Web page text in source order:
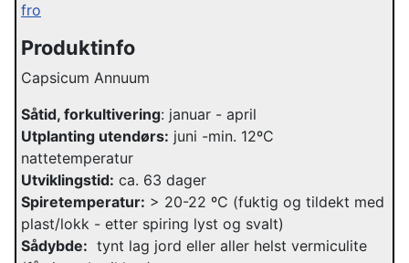
fro
Produktinfo
Capsicum Annuum
Såtid, forkultivering: januar - april
Utplanting utendørs: juni -min. 12ºC
nattetemperatur
Utviklingstid: ca. 63 dager
Spiretemperatur: > 20-22 ºC (fuktig og tildekt med
plast/lokk - etter spiring lyst og svalt)
Sådybde: tynt lag jord eller aller helst vermiculite